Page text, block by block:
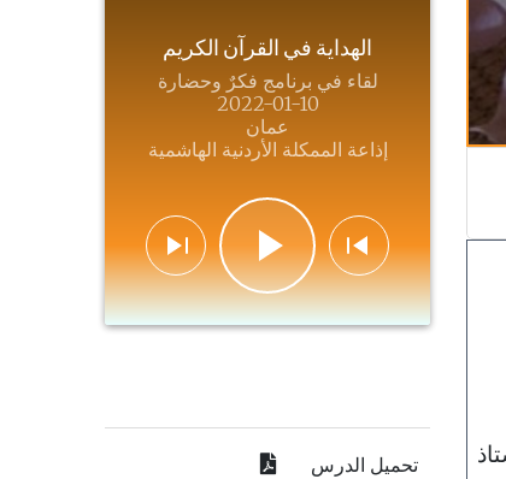
الهداية في القرآن الكريم
لقاء في برنامج فكرٌ وحضارة
2022-01-10
عمان
إذاعة الممكلة الأردنية الهاشمية
تحميل الدرس